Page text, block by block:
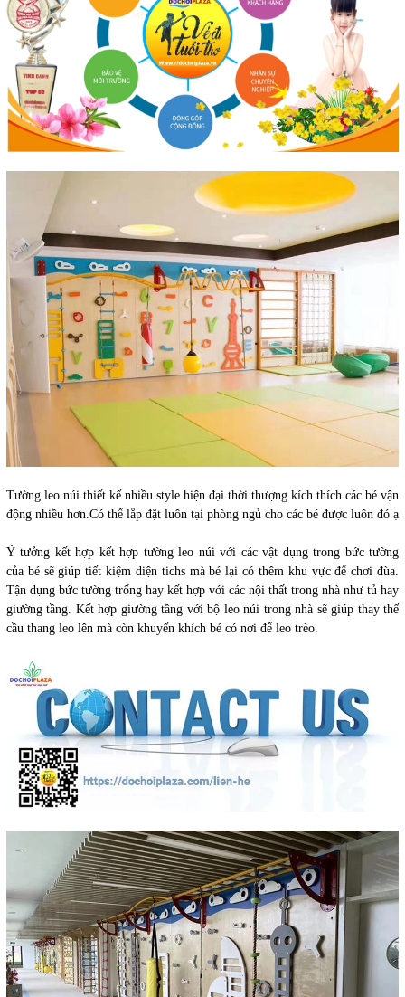
Tường leo núi thiết kế nhiều style hiện đại thời thượng kích thích các bé vận
động nhiều hơn.Có thể lắp đặt luôn tại phòng ngủ cho các bé được luôn đó ạ
Ý tưởng kết hợp kết hợp tường leo núi với các vật dụng trong bức tường
của bé sẽ giúp tiết kiệm diện tichs mà bé lại có thêm khu vực để chơi đùa.
Tận dụng bức tường trống hay kết hợp với các nội thất trong nhà như tủ hay
giường tầng. Kết hợp giường tầng với bộ leo núi trong nhà sẽ giúp thay thế
cầu thang leo lên mà còn khuyến khích bé có nơi để leo trèo.